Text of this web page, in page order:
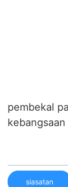
pembekal
siasatan